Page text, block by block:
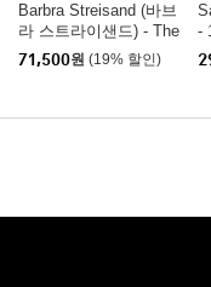
Barbra Streisand (바브
라 스트라이샌드) - The
Secret Of Life: Partner
s, Volume 2 [컬러 LP]
71,500원 (19% 할인)
-
ur